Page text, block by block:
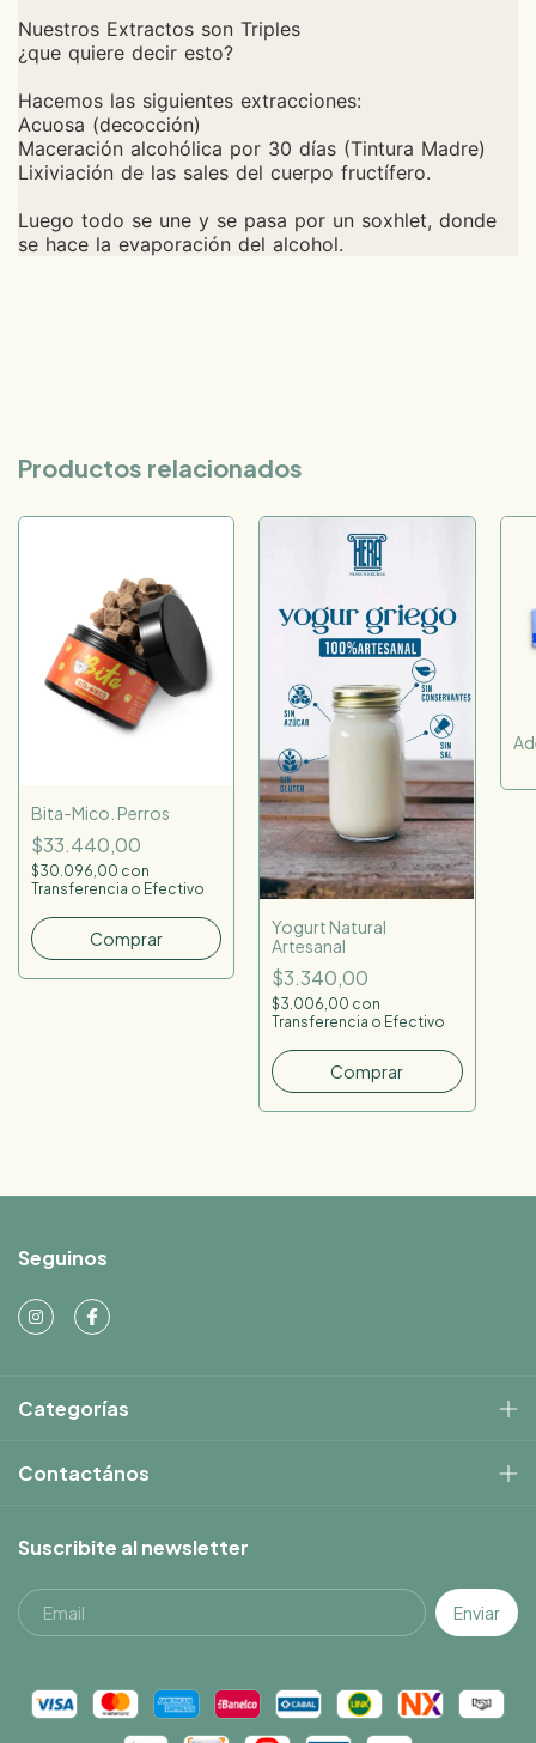
Nuestros Extractos son Triples
¿que quiere decir esto?
Hacemos las siguientes extracciones:
Acuosa (decocción)
Maceración alcohólica por 30 días (Tintura Madre)
Lixiviación de las sales del cuerpo fructífero.
Luego todo se une y se pasa por un soxhlet, donde
se hace la evaporación del alcohol.
Productos relacionados
Bita-Mico. Perros
$33.440,00
$30.096,00 con
Transferencia o Efectivo
Yogurt Natural
Artesanal
$3.340,00
$3.006,00 con
Transferencia o Efectivo
Comprar
Seguinos
Categorías
Contactános
Suscribite al newsletter